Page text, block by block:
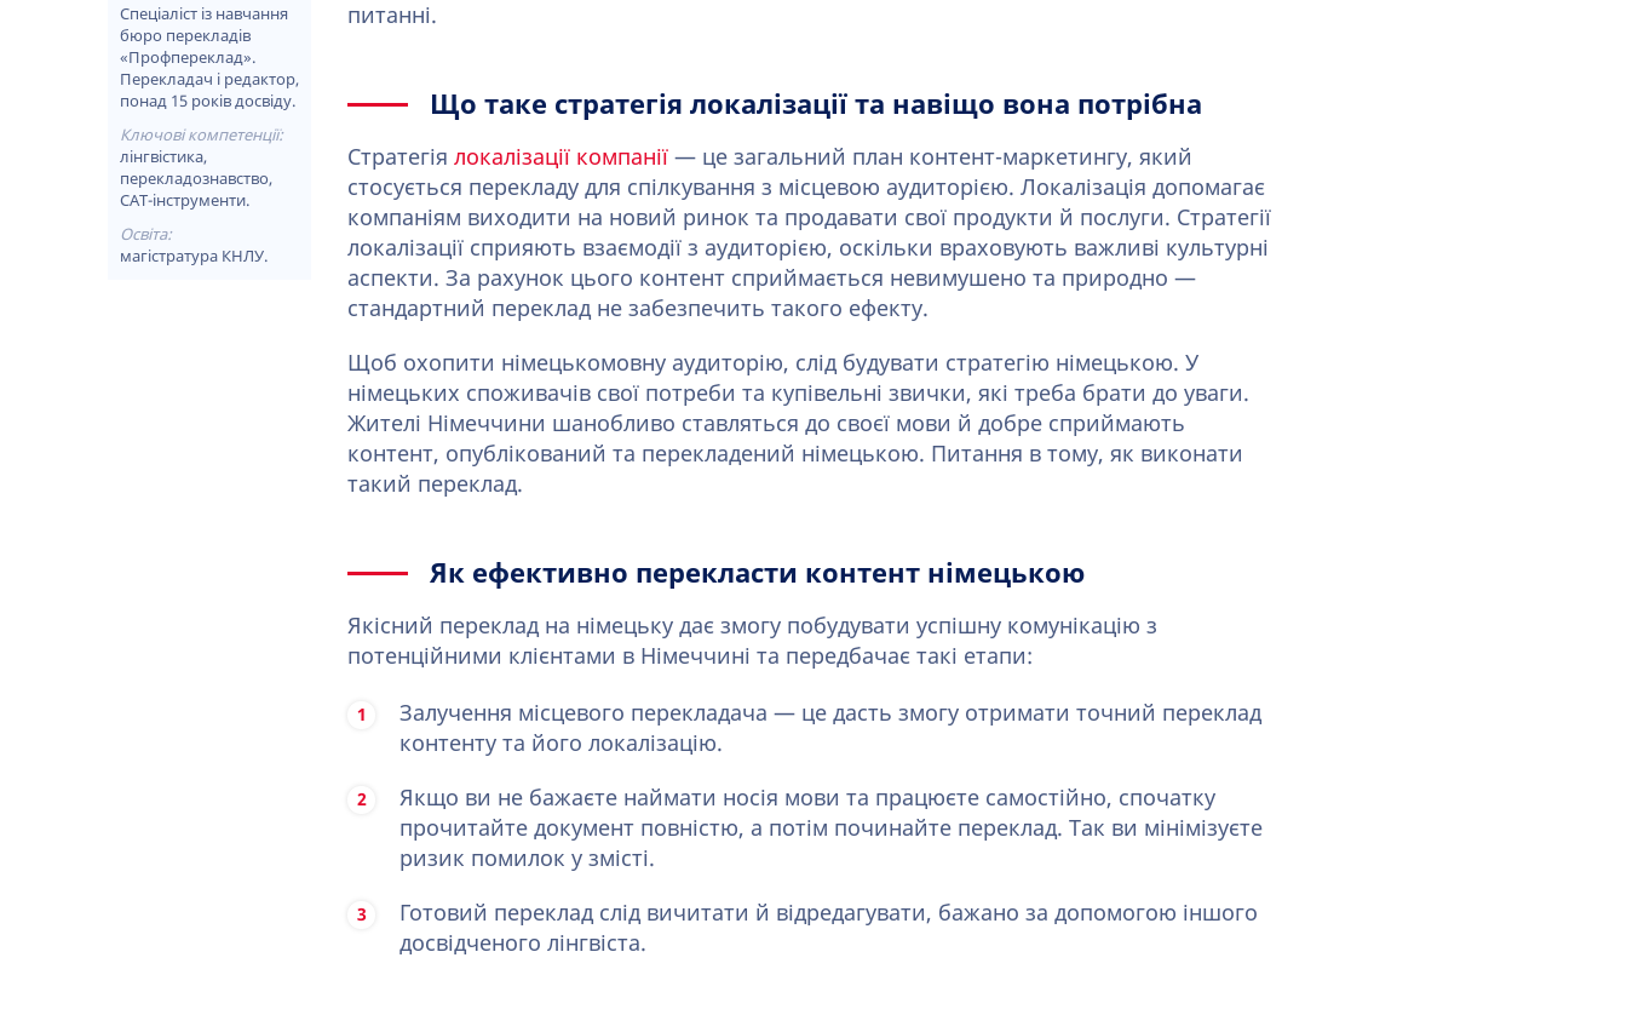
питанні.
Що таке стратегія локалізації та навіщо вона потрібна
Стратегія локалізації компанії — це загальний план контент-маркетингу, який
стосується перекладу для спілкування з місцевою аудиторією. Локалізація допомагає
компаніям виходити на новий ринок та продавати свої продукти й послуги. Стратегії
локалізації сприяють взаємодії з аудиторією, оскільки враховують важливі культурні
аспекти. За рахунок цього контент сприймається невимушено та природно —
стандартний переклад не забезпечить такого ефекту.
Щоб охопити німецькомовну аудиторію, слід будувати стратегію німецькою. У
німецьких споживачів свої потреби та купівельні звички, які треба брати до уваги.
Жителі Німеччини шанобливо ставляться до своєї мови й добре сприймають
контент, опублікований та перекладений німецькою. Питання в тому, як виконати
такий переклад.
Як ефективно перекласти контент німецькою
Якісний переклад на німецьку дає змогу побудувати успішну комунікацію з
потенційними клієнтами в Німеччині та передбачає такі етапи:
Залучення місцевого перекладача — це дасть змогу отримати точний переклад
контенту та його локалізацію.
Якщо ви не бажаєте наймати носія мови та працюєте самостійно, спочатку
прочитайте документ повністю, а потім починайте переклад. Так ви мінімізуєте
ризик помилок у змісті.
Готовий переклад слід вичитати й відредагувати, бажано за допомогою іншого
досвідченого лінгвіста.
Спеціаліст із навчання
бюро перекладів
«Профпереклад».
Перекладач і редактор,
понад 15 років досвіду.
Ключові компетенції:
лінгвістика,
перекладознавство,
CAT-інструменти.
Освіта:
магістратура КНЛУ.